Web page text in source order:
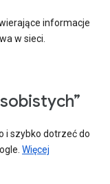
informacje
w sieci.
i szybko dotrzeć do
Więcej